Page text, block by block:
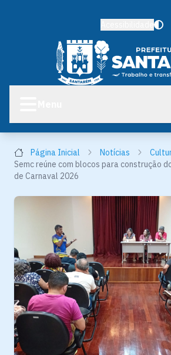
Página Inicial Notícias
Semc reúne com blocos para construção
de Carnaval 2026